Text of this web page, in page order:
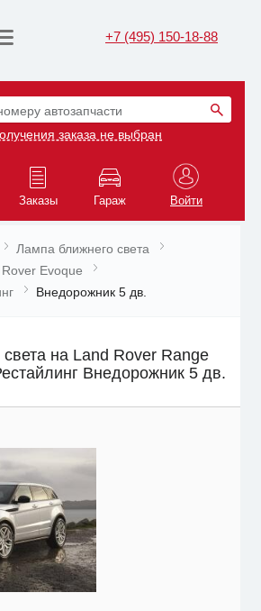
+7 (495) 150-18-88
автозапчасти
заказа не выбран
Заказы Гараж Войти
Лампа ближнего света
Evoque
Внедорожник 5 дв.
на Land Rover Range
Внедорожник 5 дв.